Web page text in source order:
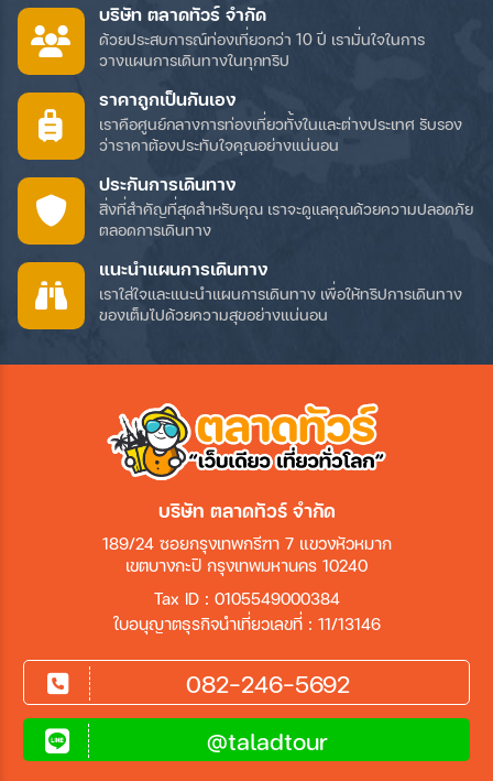
บริษัท ตลาดทัวร์ จำกัด
ด้วยประสบการณ์ท่องเที่ยวกว่า 10 ปี เรามั่นใจในการ
วางแผนการเดินทางในทุกทริป
ราคาถูกเป็นกันเอง
เราคือศูนย์กลางการท่องเที่ยวทั้งในและต่างประเทศ รับรอง
ว่าราคาต้องประทับใจคุณอย่างแน่นอน
ประกันการเดินทาง
สิ่งที่สำคัญที่สุดสำหรับคุณ เราจะดูแลคุณด้วยความปลอดภัย
ตลอดการเดินทาง
แนะนำแผนการเดินทาง
เราใส่ใจและแนะนำแผนการเดินทาง เพื่อให้ทริปการเดินทาง
ของเต็มไปด้วยความสุขอย่างแน่นอน
บริษัท ตลาดทัวร์ จำกัด
189/24 ซอยกรุงเทพกรีฑา 7 แขวงหัวหมาก
เขตบางกะปิ กรุงเทพมหานคร 10240
Tax ID : 0105549000384
ใบอนุญาตธุรกิจนำเที่ยวเลขที่ : 11/13146
082-246-5692
@taladtour